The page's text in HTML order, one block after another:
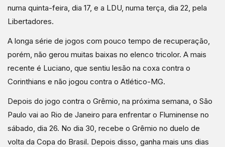
numa quinta-feira, dia 17, e a LDU, numa terça, dia 22, pela
Libertadores.
A longa série de jogos com pouco tempo de recuperação,
porém, não gerou muitas baixas no elenco tricolor. A mais
recente é Luciano, que sentiu lesão na coxa contra o
Corinthians e não jogou contra o Atlético-MG.
Depois do jogo contra o Grêmio, na próxima semana, o São
Paulo vai ao Rio de Janeiro para enfrentar o Fluminense no
sábado, dia 26. No dia 30, recebe o Grêmio no duelo de
volta da Copa do Brasil. Depois disso, ganha mais uns dias